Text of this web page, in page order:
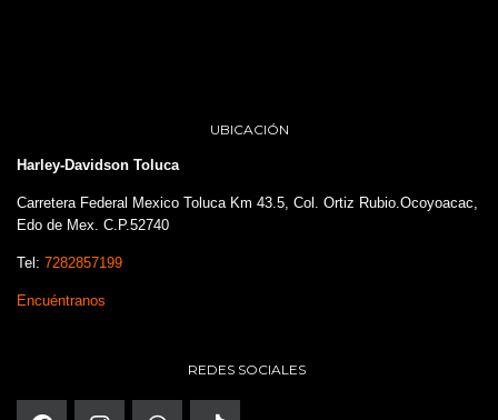
UBICACIÓN
Harley-Davidson Toluca
Carretera Federal Mexico Toluca Km 43.5, Col. Ortiz Rubio.Ocoyoacac,
Edo de Mex. C.P.52740
Tel: 7282857199
Encuéntranos
REDES SOCIALES